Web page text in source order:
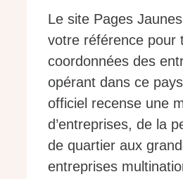
Le site Pages
votre référence pour
coordonnées des
opérant dans ce
officiel recense une
d’entreprises, de la
de quartier aux
entreprises